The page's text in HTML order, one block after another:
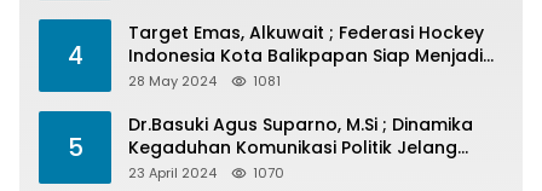
4
Target Emas, Alkuwait ; Federasi Hockey
Indonesia Kota Balikpapan Siap Menjadi
Barometer Prestasi Di Kaltim
28 May 2024 1081
5
Dr.Basuki Agus Suparno, M.Si ; Dinamika
Kegaduhan Komunikasi Politik Jelang
Pesta Politik 2024
23 April 2024 1070